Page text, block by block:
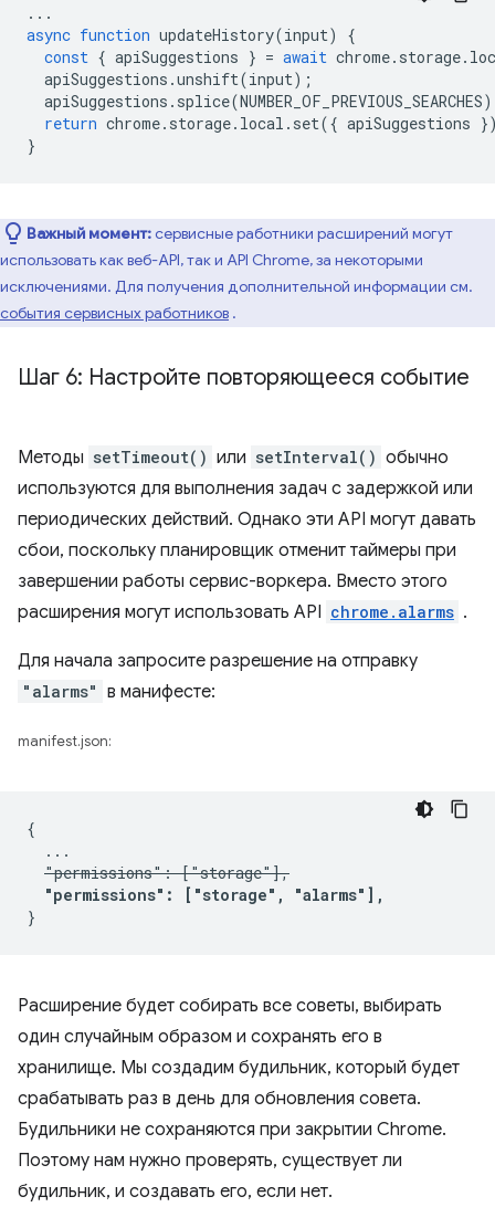
...
async function updateHistory(input)
{
const { apiSuggestions } = await chrome. storage.
apiSuggestions .unshift(input);
apiSuggestions . splice(NUMBER_OF_PREVIOUS_SEARCHES
return chrome. storage. local . set({ apiSuggestions
}
Важный момент:сервисные работники расширений могут
использовать как веб-API, так и API Chrome, за некоторыми
исключениями. Для получения дополнительной информации см.
события сервисных работников .
Шаг 6: Настройте повторяющееся событие
Методы setTimeout() или setInterval() обычно
используются для выполнения задач с задержкой или
периодических действий. Однако эти API могут давать
сбои, поскольку планировщик отменит таймеры при
завершении работы сервис-воркера. Вместо этого
расширения могут использовать API chrome.alarms .
Для начала запросите разрешение на отправку
"alarms" в манифесте:
manifest.json:
{
  ...
"permissions": ["storage"],
"permissions": ["storage", "alarms"],
Расширение будет собирать все советы, выбирать
один случайным образом и сохранять его в
хранилище. Мы создадим будильник, который будет
срабатывать раз в день для обновления совета.
Будильники не сохраняются при закрытии Chrome.
Поэтому нам нужно проверять, существует ли
будильник, и создавать его, если нет.